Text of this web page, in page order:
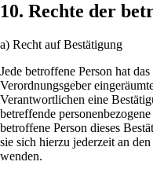
10. Rechte der
a) Recht auf Bestätigung
Jede betroffene Person hat
Verordnungsgeber
Verantwortlichen eine
betreffende
betroffene Person dieses
sie sich hierzu jederzeit an
wenden.